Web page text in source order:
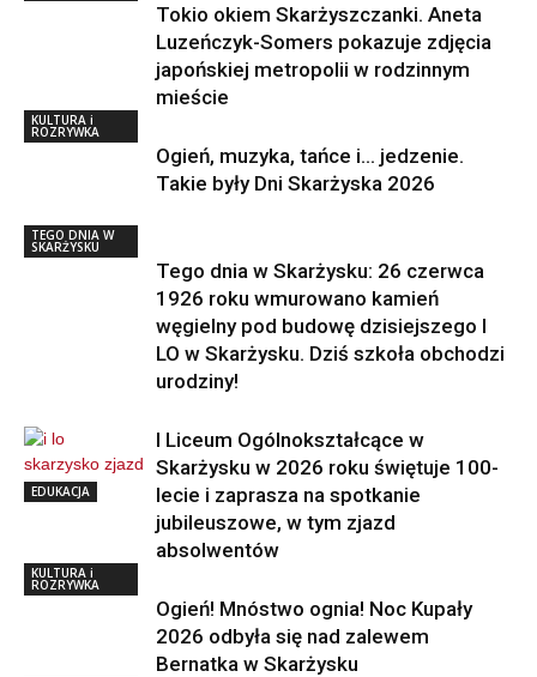
Tokio okiem Skarżyszczanki. Aneta
Luzeńczyk-Somers pokazuje zdjęcia
japońskiej metropolii w rodzinnym
mieście
KULTURA i
ROZRYWKA
Ogień, muzyka, tańce i… jedzenie.
Takie były Dni Skarżyska 2026
TEGO DNIA W
SKARŻYSKU
Tego dnia w Skarżysku: 26 czerwca
1926 roku wmurowano kamień
węgielny pod budowę dzisiejszego I
LO w Skarżysku. Dziś szkoła obchodzi
urodziny!
EDUKACJA
I Liceum Ogólnokształcące w
Skarżysku w 2026 roku świętuje 100-
lecie i zaprasza na spotkanie
jubileuszowe, w tym zjazd
absolwentów
KULTURA i
ROZRYWKA
Ogień! Mnóstwo ognia! Noc Kupały
2026 odbyła się nad zalewem
Bernatka w Skarżysku